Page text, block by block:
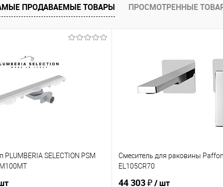
ПРОДАВАЕМЫЕ ТОВАРЫ ПРОСМОТРЕННЫЕ
SELECTION PSM
Смеситель для раковины
EL105CR70
44 303 ₽/ шт